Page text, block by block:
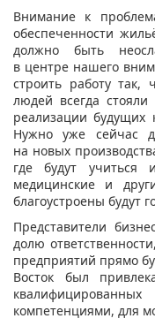
Внимание к
обеспеченности
должно быть
в центре нашего
строить работу
людей всегда
реализации будущих
Нужно уже сейчас
на новых
где будут учиться
медицинские и
благоустроены будут
Представители
долю
предприятий прямо
Восток был
компетенциями, для